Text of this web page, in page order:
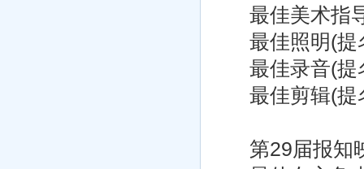
最佳美术指导
最佳照明(提
最佳录音(提
最佳剪辑(提
第29届报知